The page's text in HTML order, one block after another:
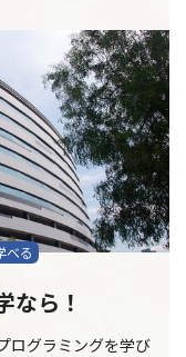
べる
ら！
ログラミングを学び